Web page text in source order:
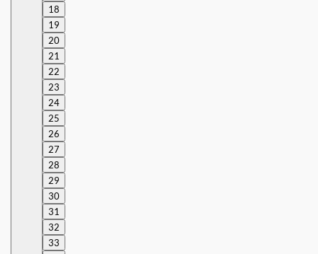
18
19
20
21
22
23
24
25
26
27
28
29
30
31
32
33